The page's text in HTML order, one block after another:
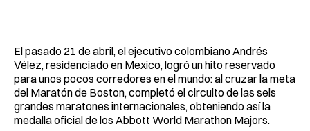
El pasado 21 de abril, el ejecutivo colombiano Andrés
Vélez, residenciado en Mexico, logró un hito reservado
para unos pocos corredores en el mundo: al cruzar la meta
del Maratón de Boston, completó el circuito de las seis
grandes maratones internacionales, obteniendo así la
medalla oficial de los Abbott World Marathon Majors.